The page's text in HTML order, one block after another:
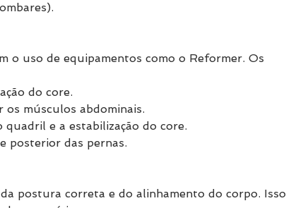
o uso de equipamentos como o Reformer. Os
do core.
músculos abdominais.
e a estabilização do core.
posterior das pernas.
postura correta e do alinhamento do corpo. Isso